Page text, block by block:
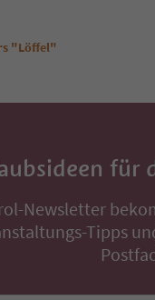
"Löffel"
für
Newsletter
Tipps